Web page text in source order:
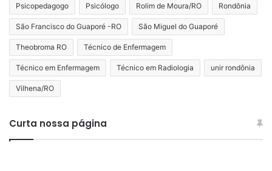
Psicopedagogo Psicólogo Rolim de Moura/RO Rondônia
São Francisco do Guaporé -RO São Miguel do Guaporé
Theobroma RO Técnico de Enfermagem
Técnico em Enfermagem Técnico em Radiologia unir rondônia
Vilhena/RO
Curta nossa página